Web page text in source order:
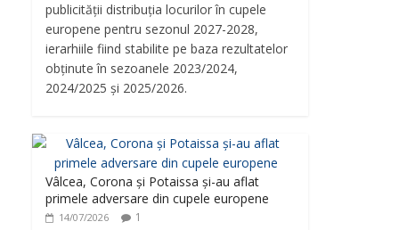
publicității distribuția locurilor în cupele
europene pentru sezonul 2027-2028,
ierarhiile fiind stabilite pe baza rezultatelor
obținute în sezoanele 2023/2024,
2024/2025 și 2025/2026.
Vâlcea, Corona și Potaissa și-au aflat
primele adversare din cupele europene
14/07/2026 1